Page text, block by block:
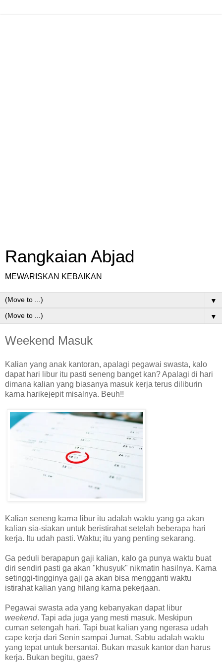
Rangkaian Abjad
MEWARISKAN KEBAIKAN
▼
▼
Weekend Masuk
Kalian yang anak kantoran, apalagi pegawai swasta, kalo
dapat hari libur itu pasti seneng banget kan? Apalagi di hari
dimana kalian yang biasanya masuk kerja terus diliburin
karna harikejepit misalnya. Beuh!!
Kalian seneng karna libur itu adalah waktu yang ga akan
kalian sia-siakan untuk beristirahat setelah beberapa hari
kerja. Itu udah pasti. Waktu; itu yang penting sekarang.
Ga peduli berapapun gaji kalian, kalo ga punya waktu buat
diri sendiri pasti ga akan "khusyuk" nikmatin hasilnya. Karna
setinggi-tingginya gaji ga akan bisa mengganti waktu
istirahat kalian yang hilang karna pekerjaan.
Pegawai swasta ada yang kebanyakan dapat libur
weekend. Tapi ada juga yang mesti masuk. Meskipun
cuman setengah hari. Tapi buat kalian yang ngerasa udah
cape kerja dari Senin sampai Jumat, Sabtu adalah waktu
yang tepat untuk bersantai. Bukan masuk kantor dan harus
kerja. Bukan begitu, gaes?